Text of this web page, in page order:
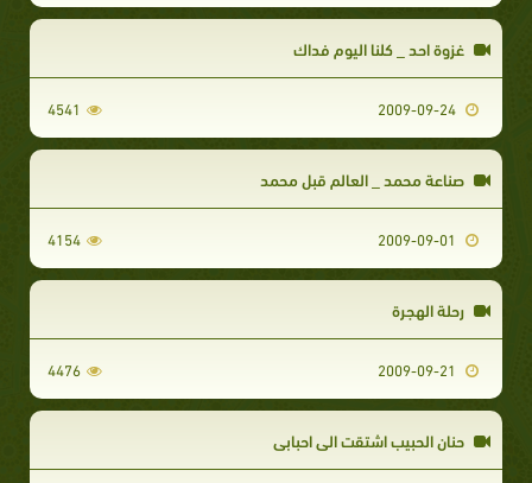
غزوة احد _ كلنا اليوم فداك
4541
صناعة محمد _ العالم قبل محمد
4154
رحلة الهجرة
4476
حنان الحبيب اشتقت الى احبابي